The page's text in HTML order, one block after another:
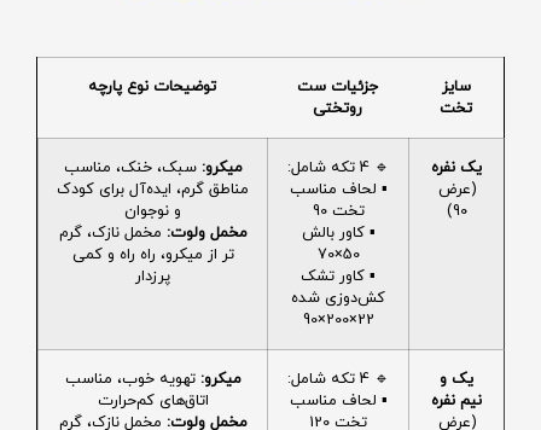
سایز
تخت
جزئیات ست
روتختی
توضیحات نوع پارچه
یک نفره
(عرض
90)
🔹 4 تکه شامل:
▪️ لحاف مناسب
تخت 90
▪️ کاور بالش
50×70
▪️ کاور تشک
کش‌دوزی شده
22×200×90
میکرو: سبک، خنک، مناسب
مناطق گرم، ایده‌آل برای کودک
و نوجوان
مخمل ولوت: مخمل نازک، گرم
تر از میکرو، راه راه و کمی
پرزدار
یک و
نیم نفره
(عرض
🔹 4 تکه شامل:
▪️ لحاف مناسب
تخت 120
میکرو: تهویه خوب، مناسب
اتاق‌های کم‌حرارت
مخمل ولوت: مخمل نازک، گرم